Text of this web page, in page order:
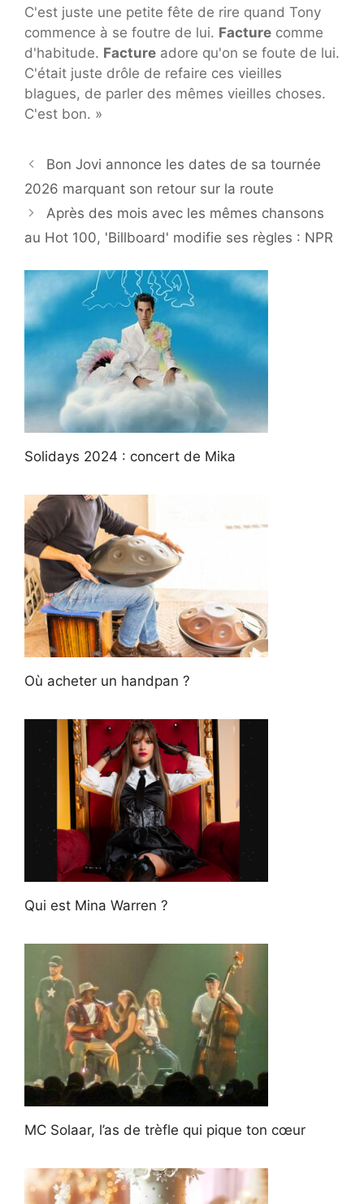
C'est juste une petite fête de rire quand Tony
commence à se foutre de lui. Facture comme
d'habitude. Facture adore qu'on se foute de lui.
C'était juste drôle de refaire ces vieilles
blagues, de parler des mêmes vieilles choses.
C'est bon. »
Bon Jovi annonce les dates de sa tournée
2026 marquant son retour sur la route
Après des mois avec les mêmes chansons
au Hot 100, 'Billboard' modifie ses règles : NPR
Solidays 2024 : concert de Mika
Où acheter un handpan ?
Qui est Mina Warren ?
MC Solaar, l’as de trèfle qui pique ton cœur